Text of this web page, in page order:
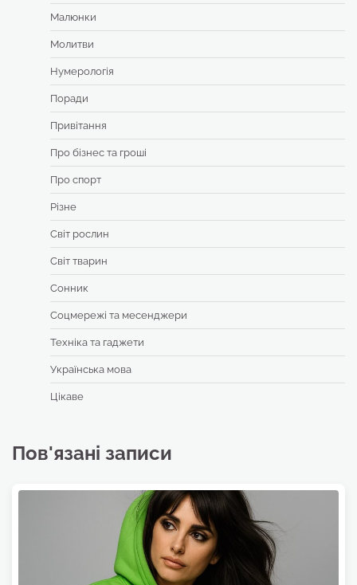
Малюнки
Молитви
Нумерологія
Поради
Привітання
Про бізнес та гроші
Про спорт
Різне
Світ рослин
Світ тварин
Сонник
Соцмережі та месенджери
Техніка та гаджети
Українська мова
Цікаве
Пов'язані записи